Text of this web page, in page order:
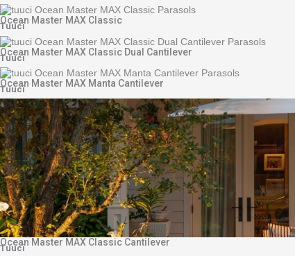
Ocean Master MAX Classic
Tuuci
Ocean Master MAX Classic Dual Cantilever
Tuuci
Ocean Master MAX Manta Cantilever
Tuuci
Ocean Master MAX Classic Cantilever
Tuuci